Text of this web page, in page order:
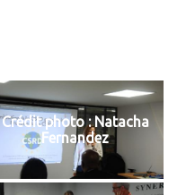
Crédit photo : Natacha
Fernandez